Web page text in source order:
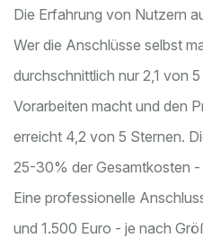
Die Erfahrung von Nutzern
Wer die Anschlüsse selbst
durchschnittlich nur 2,1 von
Vorarbeiten macht und den
erreicht 4,2 von 5 Sternen.
25-30% der Gesamtkosten -
Eine professionelle
und 1.500 Euro - je nach